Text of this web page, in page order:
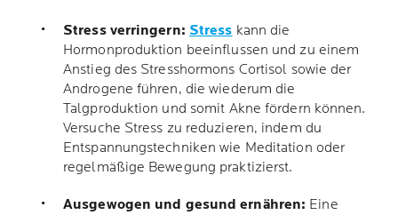
Stress verringern: Stress kann die
Hormonproduktion beeinflussen und zu einem
Anstieg des Stresshormons Cortisol sowie der
Androgene führen, die wiederum die
Talgproduktion und somit Akne fördern können.
Versuche Stress zu reduzieren, indem du
Entspannungstechniken wie Meditation oder
regelmäßige Bewegung praktizierst.
Ausgewogen und gesund ernähren: Eine